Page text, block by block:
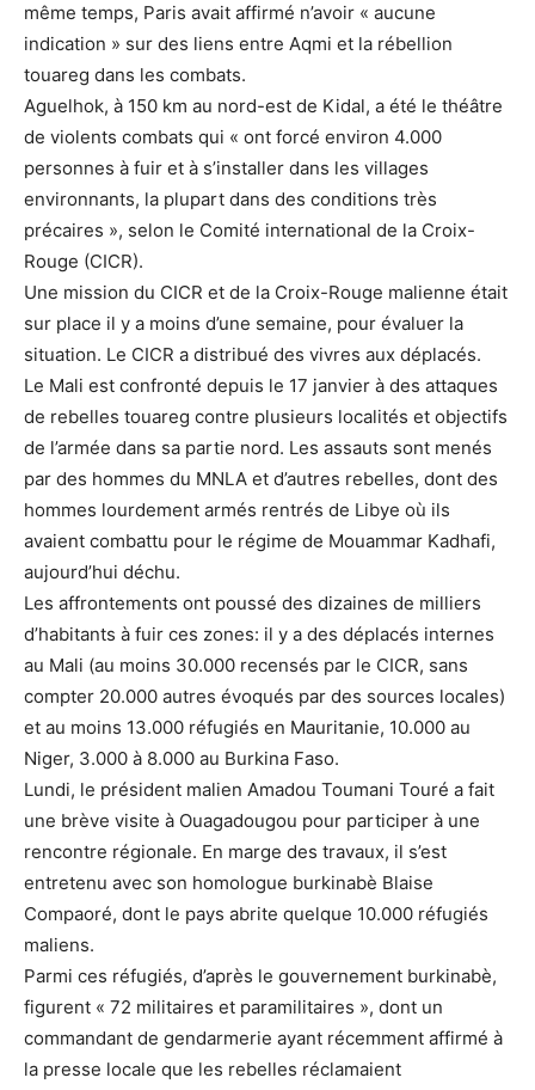
même temps, Paris avait affirmé n’avoir « aucune
indication » sur des liens entre Aqmi et la rébellion
touareg dans les combats.
Aguelhok, à 150 km au nord-est de Kidal, a été le théâtre
de violents combats qui « ont forcé environ 4.000
personnes à fuir et à s’installer dans les villages
environnants, la plupart dans des conditions très
précaires », selon le Comité international de la Croix-
Rouge (CICR).
Une mission du CICR et de la Croix-Rouge malienne était
sur place il y a moins d’une semaine, pour évaluer la
situation. Le CICR a distribué des vivres aux déplacés.
Le Mali est confronté depuis le 17 janvier à des attaques
de rebelles touareg contre plusieurs localités et objectifs
de l’armée dans sa partie nord. Les assauts sont menés
par des hommes du MNLA et d’autres rebelles, dont des
hommes lourdement armés rentrés de Libye où ils
avaient combattu pour le régime de Mouammar Kadhafi,
aujourd’hui déchu.
Les affrontements ont poussé des dizaines de milliers
d’habitants à fuir ces zones: il y a des déplacés internes
au Mali (au moins 30.000 recensés par le CICR, sans
compter 20.000 autres évoqués par des sources locales)
et au moins 13.000 réfugiés en Mauritanie, 10.000 au
Niger, 3.000 à 8.000 au Burkina Faso.
Lundi, le président malien Amadou Toumani Touré a fait
une brève visite à Ouagadougou pour participer à une
rencontre régionale. En marge des travaux, il s’est
entretenu avec son homologue burkinabè Blaise
Compaoré, dont le pays abrite quelque 10.000 réfugiés
maliens.
Parmi ces réfugiés, d’après le gouvernement burkinabè,
figurent « 72 militaires et paramilitaires », dont un
commandant de gendarmerie ayant récemment affirmé à
la presse locale que les rebelles réclamaient